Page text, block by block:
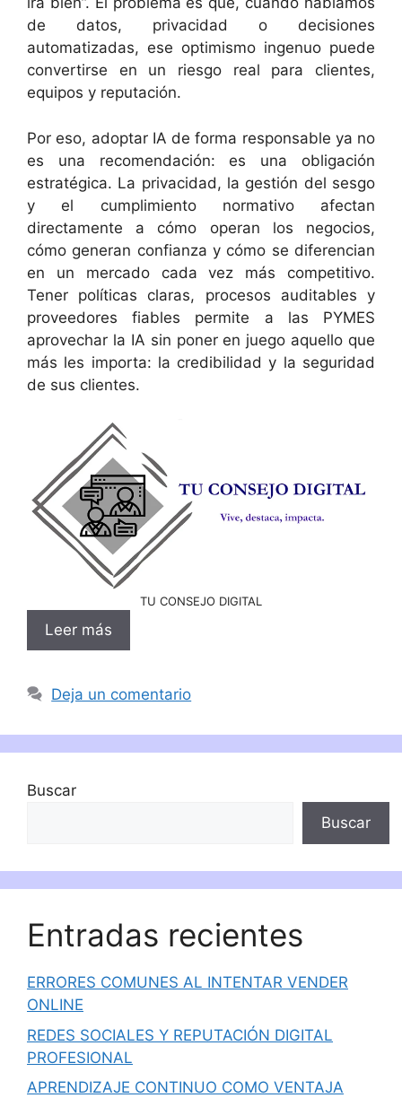
de datos, privacidad o decisiones
automatizadas, ese optimismo ingenuo puede
convertirse en un riesgo real para clientes,
equipos y reputación.
Por eso, adoptar IA de forma responsable ya no
es una recomendación: es una obligación
estratégica. La privacidad, la gestión del sesgo
y el cumplimiento normativo afectan
directamente a cómo operan los negocios,
cómo generan confianza y cómo se diferencian
en un mercado cada vez más competitivo.
Tener políticas claras, procesos auditables y
proveedores fiables permite a las PYMES
aprovechar la IA sin poner en juego aquello que
más les importa: la credibilidad y la seguridad
de sus clientes.
TU CONSEJO DIGITAL
Leer más
Deja un comentario
Buscar
Buscar
Entradas recientes
ERRORES COMUNES AL INTENTAR VENDER
ONLINE
REDES SOCIALES Y REPUTACIÓN DIGITAL
PROFESIONAL
APRENDIZAJE CONTINUO COMO VENTAJA